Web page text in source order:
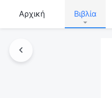
Αρχική Βιβλία